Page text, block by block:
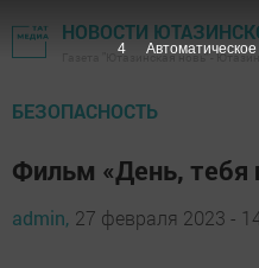
НОВОСТИ
Газета "Ютазинская новь" -
БЕЗОПАСНОСТЬ
Фильм «День, тебя
admin, 27 февраля 2023 -
2